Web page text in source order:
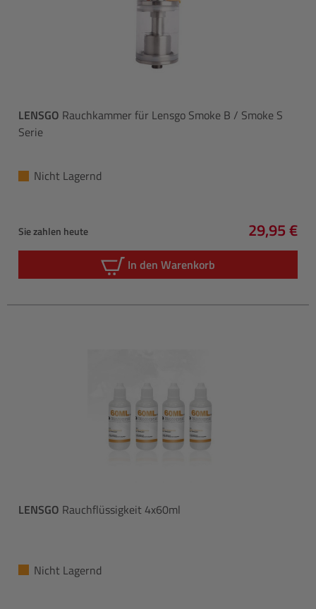
LENSGO Rauchkammer für Lensgo Smoke B / Smoke S
Serie
Nicht Lagernd
Sie zahlen heute 29,95 €
In den Warenkorb
LENSGO Rauchflüssigkeit 4x60ml
Nicht Lagernd